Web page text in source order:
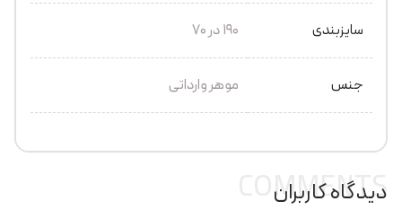
سایزبندی 190 در 70
جنس موهر وارداتی
دیدگاه کاربران
COMMENTS